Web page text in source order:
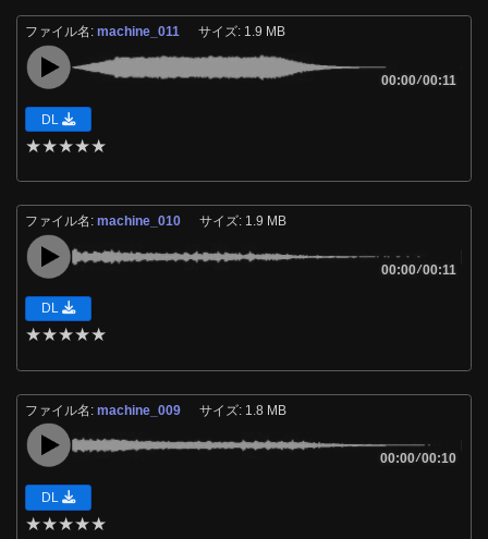
ファイル名:machine_011 サイズ: 1.9 MB
00:00/00:11
DL
★★★★★
ファイル名:machine_010 サイズ: 1.9 MB
00:00/00:11
DL
★★★★★
ファイル名:machine_009 サイズ: 1.8 MB
00:00/00:10
DL
★★★★★